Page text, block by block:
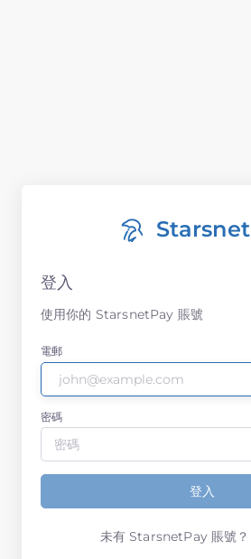
登入
使用你的 StarsnetPay 賬號
電郵
密碼
登入
未有 StarsnetPay 賬號？